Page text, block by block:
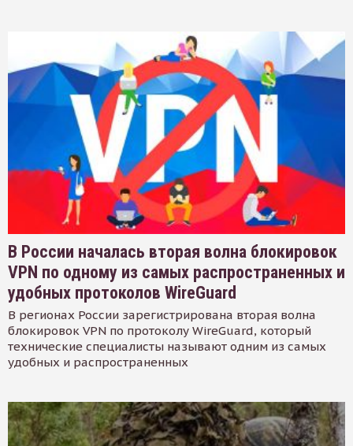
В России началась вторая волна блокировок
VPN по одному из самых распространенных и
удобных протоколов WireGuard
В регионах России зарегистрирована вторая волна
блокировок VPN по протоколу WireGuard, который
технические специалисты называют одним из самых
удобных и распространенных